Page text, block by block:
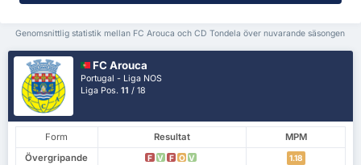
Genomsnittlig statistik mellan FC Arouca och CD Tondela över nuvarande säsongen
FC Arouca
Portugal - Liga NOS
Liga Pos.11 / 18
Form Resultat
MPM
Övergripande
F V F O V 1.18